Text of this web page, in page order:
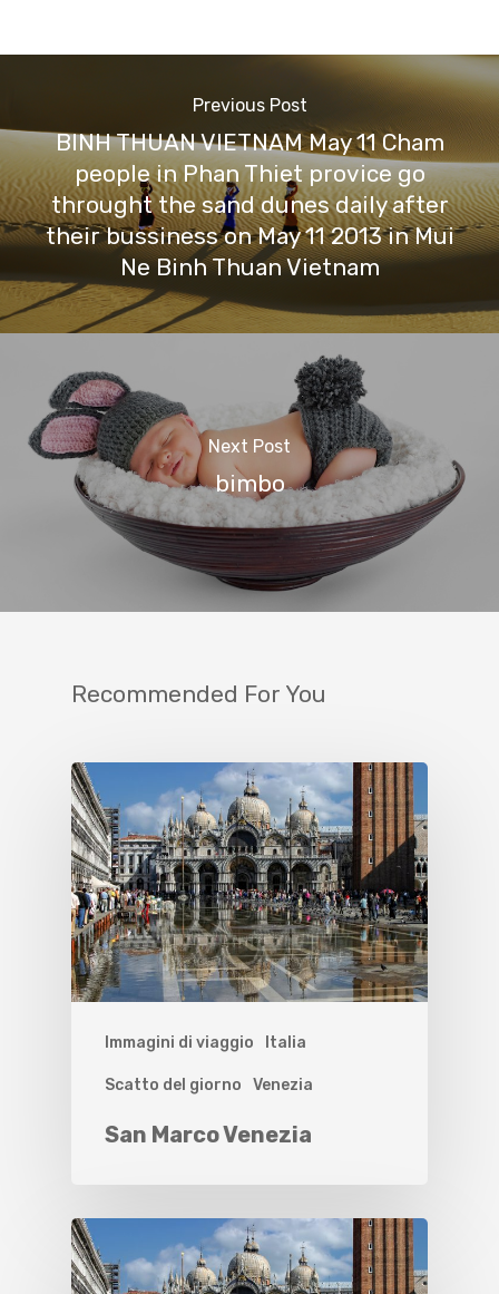
Previous Post
BINH THUAN VIETNAM May 11 Cham
people in Phan Thiet provice go
throught the sand dunes daily after
their bussiness on May 11 2013 in Mui
Ne Binh Thuan Vietnam
Next Post
bimbo
Recommended For You
Immagini di viaggio Italia
Scatto del giorno Venezia
San Marco Venezia